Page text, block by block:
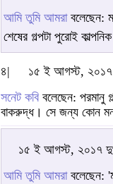
আমি তুমি আমরাবলেছেন:
শেষের গল্পটা পুরোই
৪|
১৫ ই আগস্ট, ২০১৭
সনেট কবি বলেছেন: পরমানু
বাকরুদ্ধ। সে জন্য কোন
১৫ ই আগস্ট, ২০১৭
আমি তুমি আমরাবলেছেন: